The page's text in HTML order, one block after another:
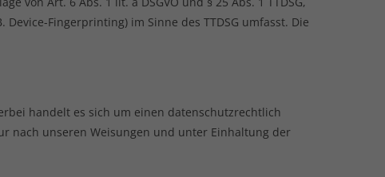
Fingerprinting) im Sinne des TTDSG umfasst. Die
handelt es sich um einen datenschutzrechtlich
nach unseren Weisungen und unter Einhaltung der